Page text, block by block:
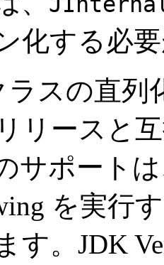
化する必
ラスの直列
リースと
サポート
を実行
す。JDK